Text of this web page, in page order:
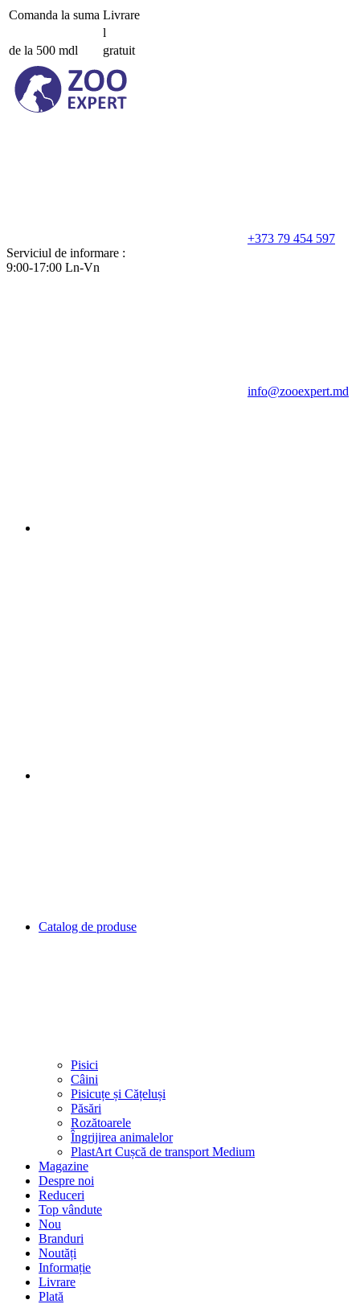
Comanda la suma Livrare
l
de la 500 mdl
gratuit
+373 79 454 597
Serviciul de informare :
9:00-17:00 Ln-Vn
info@zooexpert.md
Catalog de produse
Pisici
Câini
Pisicuțe și Cățeluși
Păsări
Rozătoarele
Îngrijirea animalelor
PlastArt Cușcă de transport Medium
Magazine
Despre noi
Reduceri
Top vândute
Nou
Branduri
Noutăți
Informație
Livrare
Plată